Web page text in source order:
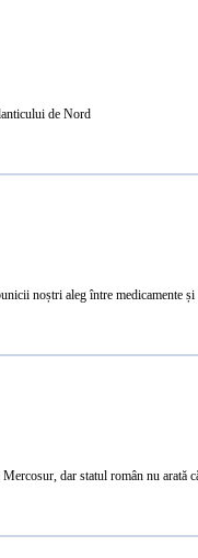
de Nord
noștri aleg între medicamente
dar statul român nu arată